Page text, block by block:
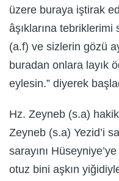
üzere buraya iştirak
âşıklarına tebriklerimi
(a.f) ve sizlerin gözü
buradan onlara layık
eylesin.” diyerek
Hz. Zeyneb (s.a)
Zeyneb (s.a) Yezid’i
sarayını
otuz bini aşkın